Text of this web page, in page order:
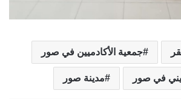
جمعية الأكادميين في صور
في صور مدينة صور